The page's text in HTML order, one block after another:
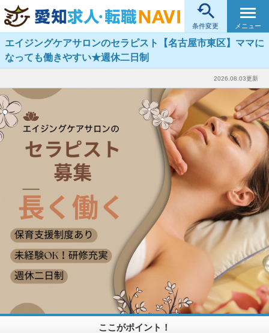

条件変更 メニュー
エイジングケアサロンのセラピスト【名古屋市東区】ママに
なっても働きやすい★週休二日制
2026.08.03更新
ここがポイント！